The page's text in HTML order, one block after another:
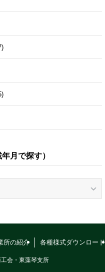
月で探す）
所の紹介 各種様式ダウンロード
会・東藻琴支所